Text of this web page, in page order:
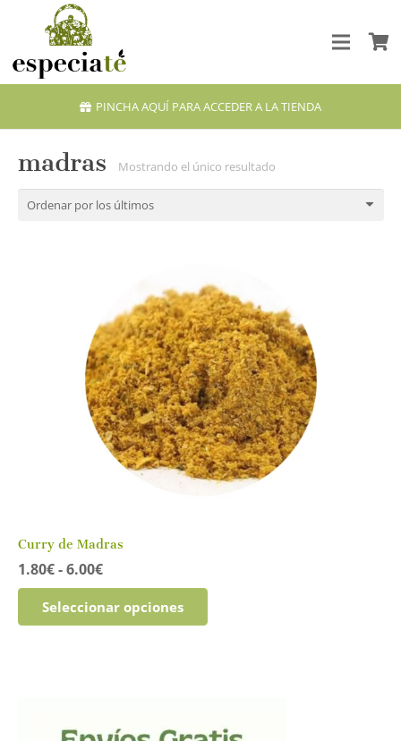
PINCHA AQUÍ PARA ACCEDER A LA TIENDA
madras Mostrando el único resultado
Curry de Madras
1.80€ - 6.00€Rango
de
precios:
desde
Seleccionar opciones
se